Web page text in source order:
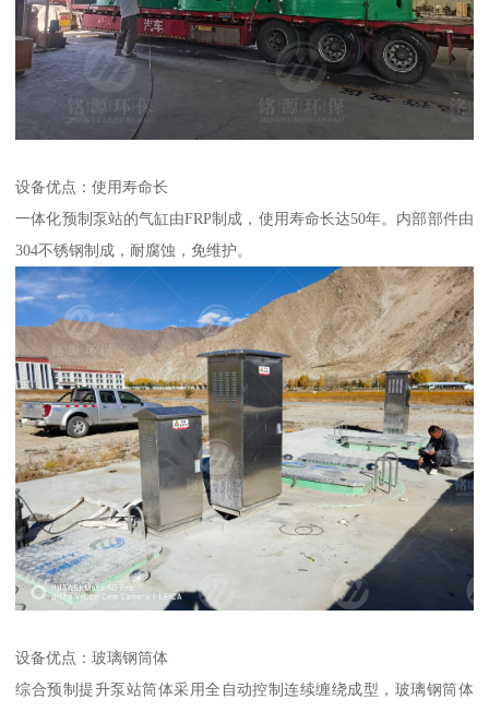
设备优点：使用寿命长
一体化预制泵站的气缸由FRP制成，使用寿命长达50年。内部部件由
304不锈钢制成，耐腐蚀，免维护。
设备优点：玻璃钢筒体
综合预制提升泵站筒体采用全自动控制连续缠绕成型，玻璃钢筒体